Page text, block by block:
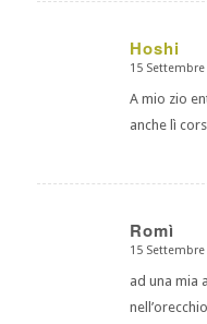
Hoshi
dice:
15
A mio zio
anche lì
Romì
dice:
15
ad una mia